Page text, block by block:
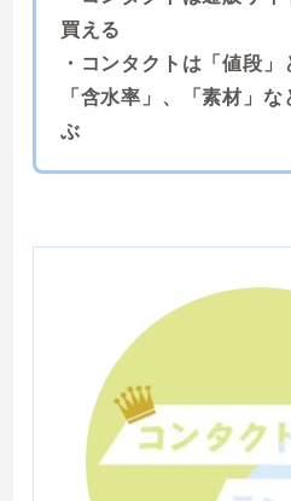
買える
・コンタクトは「値段」
「含水率」、「素材」
ぶ